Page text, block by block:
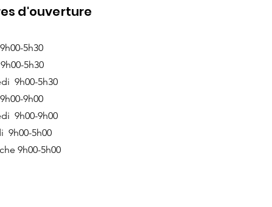
d'ouverture
5h30
5h30
9h00-5h30
9h00
9h00-9h00
9h00-5h00
9h00-5h00